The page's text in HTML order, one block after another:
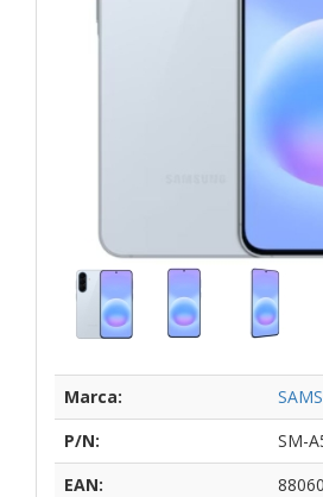
Marca:
P/N:
SM-
EAN: